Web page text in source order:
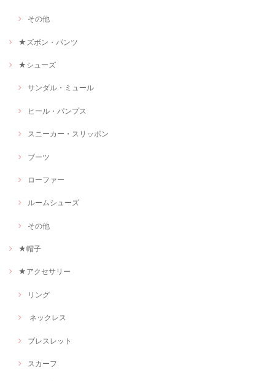
その他
★ズボン・パンツ
★シューズ
サンダル・ミュール
ヒール・パンプス
スニーカー・スリッポン
ブーツ
ローファー
ルームシューズ
その他
★帽子
★アクセサリー
リング
ネックレス
ブレスレット
スカーフ